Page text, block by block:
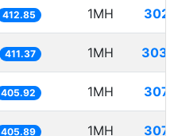
412.85 1MH
411.37 1MH
405.92 1MH
405.89 1MH